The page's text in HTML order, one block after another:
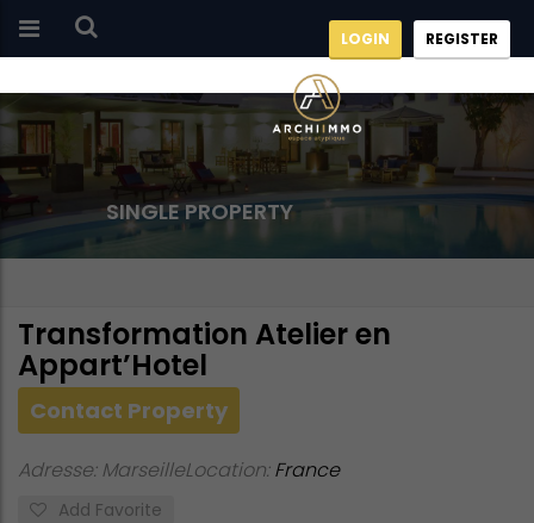
LOGIN REGISTER
SINGLE PROPERTY
Transformation Atelier en
Appart’Hotel
Contact Property
Adresse: MarseilleLocation:France
Add Favorite